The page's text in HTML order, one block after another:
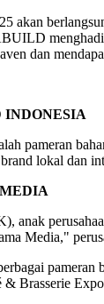
akan
dan
pameran
lokal dan
anak
Media,"
Brasserie